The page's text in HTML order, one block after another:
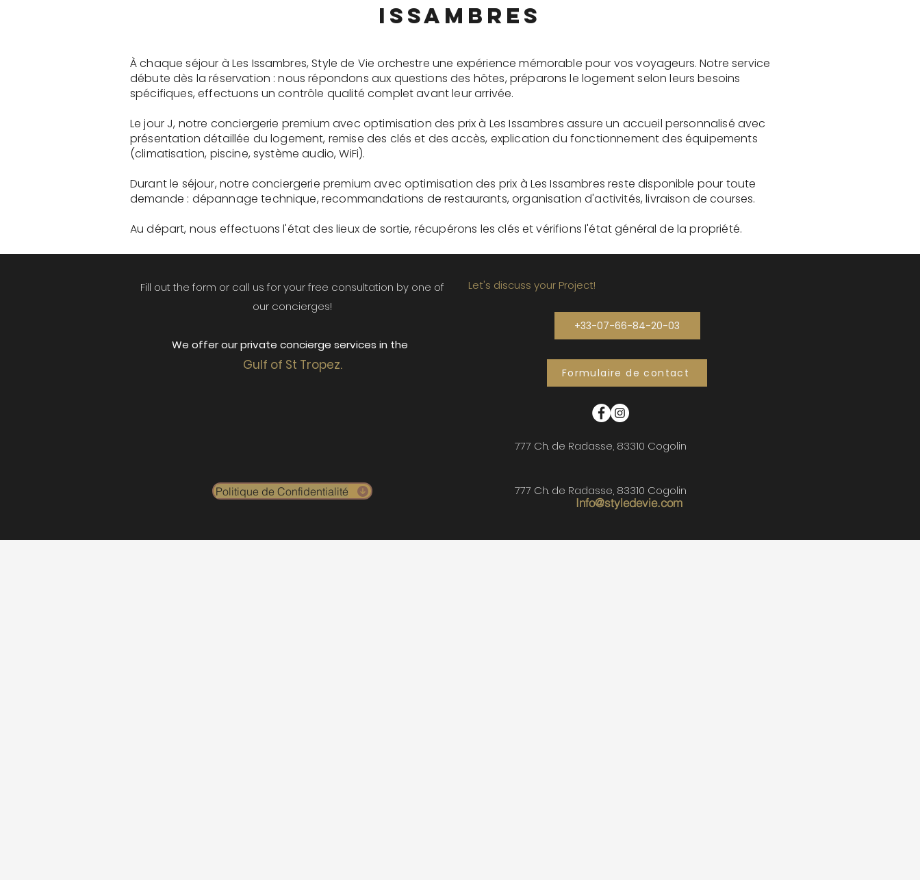
Issambres
À chaque séjour à Les Issambres, Style de Vie orchestre une expérience mémorable pour vos voyageurs. Notre service
débute dès la réservation : nous répondons aux questions des hôtes, préparons le logement selon leurs besoins
spécifiques, effectuons un contrôle qualité complet avant leur arrivée.
Le jour J, notre conciergerie premium avec optimisation des prix à Les Issambres assure un accueil personnalisé avec
présentation détaillée du logement, remise des clés et des accès, explication du fonctionnement des équipements
(climatisation, piscine, système audio, WiFi).
Durant le séjour, notre conciergerie premium avec optimisation des prix à Les Issambres reste disponible pour toute
demande : dépannage technique, recommandations de restaurants, organisation d'activités, livraison de courses.
Au départ, nous effectuons l'état des lieux de sortie, récupérons les clés et vérifions l'état général de la propriété.
Fill out the form or call us for your free consultation by one of
our concierges!
We offer our private concierge services in the
Gulf of St Tropez.
Politique de Confidentialité
Let's discuss your Project!
+33-07-66-84-20-03
Formulaire de contact
777 Ch. de Radasse, 83310 Cogolin
Info@styledevie.com
777 Ch. de Radasse, 83310 Cogolin